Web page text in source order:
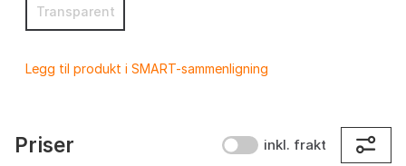
Transparent
Legg til produkt i SMART-sammenligning
Priser inkl. frakt